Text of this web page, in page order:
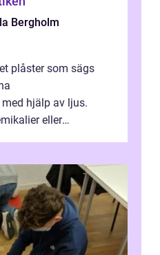
Bergholm
plåster som sägs
hjälp av ljus.
eller